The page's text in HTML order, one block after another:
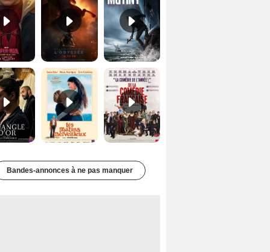
Les Matins merveilleux Bande-annonce VF De la Comédie-Française Teaser VF
Bandes-annonces à ne pas manquer